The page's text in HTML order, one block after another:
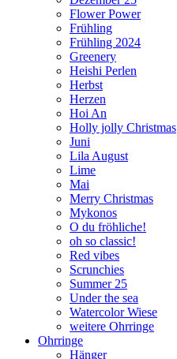
Flower Power
Frühling
Frühling 2024
Greenery
Heishi Perlen
Herbst
Herzen
Hoi An
Holly jolly Christmas
Juni
Lila August
Lime
Mai
Merry Christmas
Mykonos
O du fröhliche!
oh so classic!
Red vibes
Scrunchies
Summer 25
Under the sea
Watercolor Wiese
weitere Ohrringe
Ohrringe
Hänger